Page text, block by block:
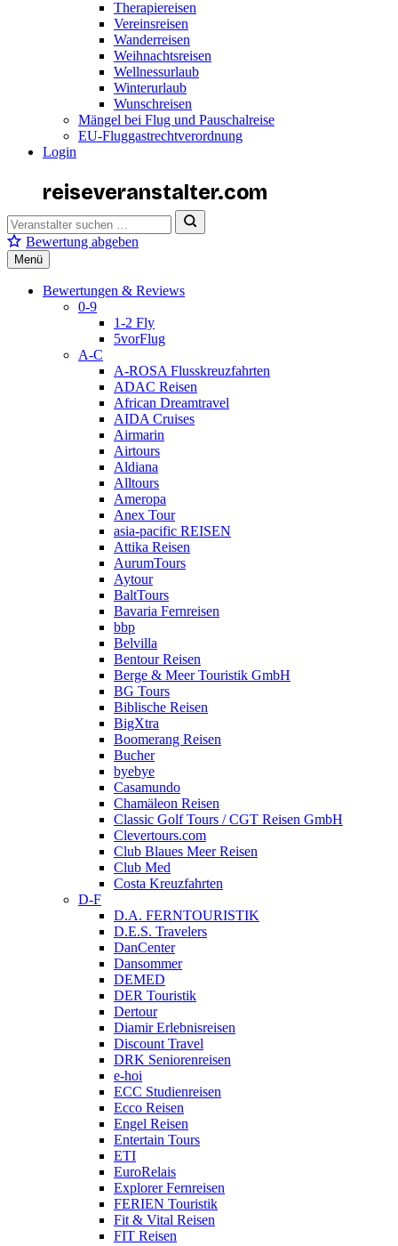
Therapiereisen
Vereinsreisen
Wanderreisen
Weihnachtsreisen
Wellnessurlaub
Winterurlaub
Wunschreisen
Mängel bei Flug und Pauschalreise
EU-Fluggastrechtverordnung
Login
reiseveranstalter.com
Bewertung abgeben
Menü
Bewertungen & Reviews
0-9
1-2 Fly
5vorFlug
A-C
A-ROSA Flusskreuzfahrten
ADAC Reisen
African Dreamtravel
AIDA Cruises
Airmarin
Airtours
Aldiana
Alltours
Ameropa
Anex Tour
asia-pacific REISEN
Attika Reisen
AurumTours
Aytour
BaltTours
Bavaria Fernreisen
bbp
Belvilla
Bentour Reisen
Berge & Meer Touristik GmbH
BG Tours
Biblische Reisen
BigXtra
Boomerang Reisen
Bucher
byebye
Casamundo
Chamäleon Reisen
Classic Golf Tours / CGT Reisen GmbH
Clevertours.com
Club Blaues Meer Reisen
Club Med
Costa Kreuzfahrten
D-F
D.A. FERNTOURISTIK
D.E.S. Travelers
DanCenter
Dansommer
DEMED
DER Touristik
Dertour
Diamir Erlebnisreisen
Discount Travel
DRK Seniorenreisen
e-hoi
ECC Studienreisen
Ecco Reisen
Engel Reisen
Entertain Tours
ETI
EuroRelais
Explorer Fernreisen
FERIEN Touristik
Fit & Vital Reisen
FIT Reisen